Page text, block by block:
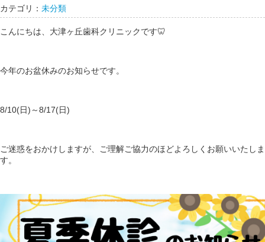
カテゴリ： 未分類
こんにちは、大津ヶ丘歯科クリニックです🦷
今年のお盆休みのお知らせです。
8/10(日)～8/17(日)
ご迷惑をおかけしますが、ご理解ご協力のほどよろしくお願いいたしま
す。